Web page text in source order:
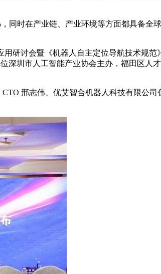
时在产业链、产业环境等方面都具备全
讨会暨《机器人自主定位导航技术规范
圳市人工智能产业协会主办，福田区人
邢志伟、优艾智合机器人科技有限公司